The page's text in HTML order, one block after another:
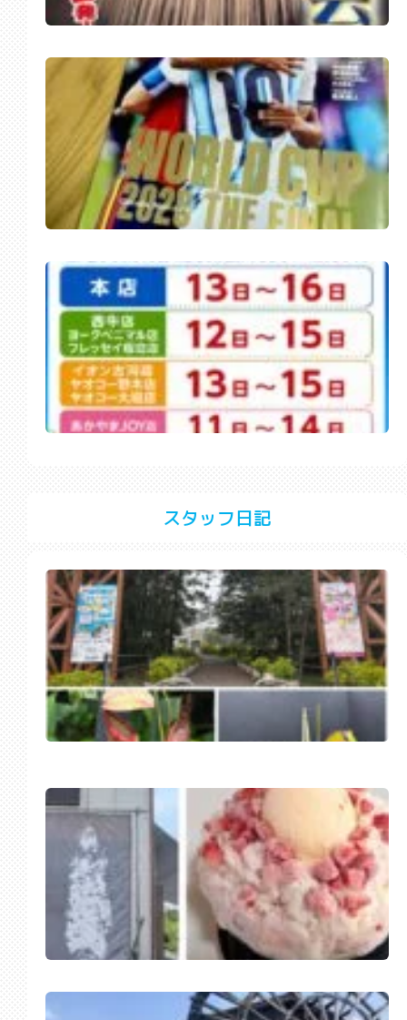
スタッフ日記